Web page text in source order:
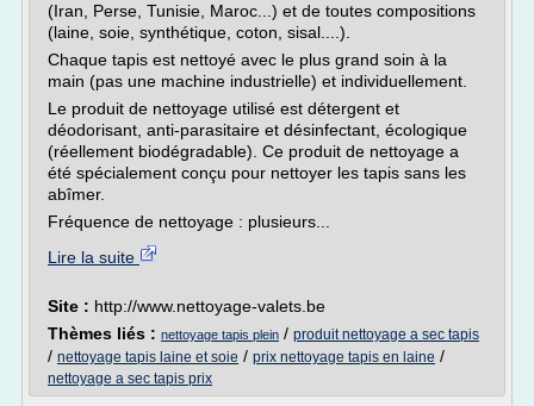
(Iran, Perse, Tunisie, Maroc...) et de toutes compositions
(laine, soie, synthétique, coton, sisal....).
Chaque tapis est nettoyé avec le plus grand soin à la
main (pas une machine industrielle) et individuellement.
Le produit de nettoyage utilisé est détergent et
déodorisant, anti-parasitaire et désinfectant, écologique
(réellement biodégradable). Ce produit de nettoyage a
été spécialement conçu pour nettoyer les tapis sans les
abîmer.
Fréquence de nettoyage : plusieurs...
Lire la suite
Site : http://www.nettoyage-valets.be
Thèmes liés : nettoyage tapis plein / produit nettoyage a sec tapis
/ nettoyage tapis laine et soie / prix nettoyage tapis en laine /
nettoyage a sec tapis prix